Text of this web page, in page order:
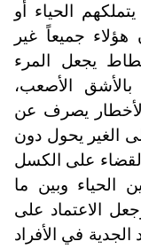
الحياء أو
هؤلاء جميعاً غير
يجعل المرء
الأصعب،
يصرف عن
الغير يحول دون
على الكسل
الحياء وبين ما
الاعتماد على
في الأفراد